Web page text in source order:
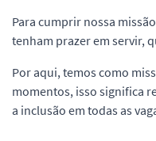
Para cumprir nossa
tenham prazer em servir,
Por aqui, temos como
momentos, isso significa
a inclusão em todas as